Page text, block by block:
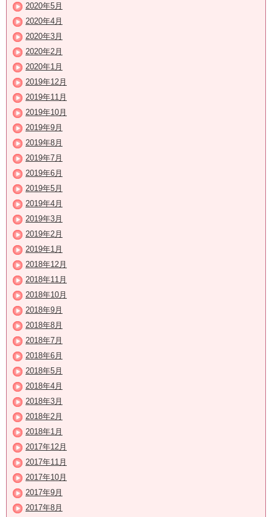
2020年5月
2020年4月
2020年3月
2020年2月
2020年1月
2019年12月
2019年11月
2019年10月
2019年9月
2019年8月
2019年7月
2019年6月
2019年5月
2019年4月
2019年3月
2019年2月
2019年1月
2018年12月
2018年11月
2018年10月
2018年9月
2018年8月
2018年7月
2018年6月
2018年5月
2018年4月
2018年3月
2018年2月
2018年1月
2017年12月
2017年11月
2017年10月
2017年9月
2017年8月